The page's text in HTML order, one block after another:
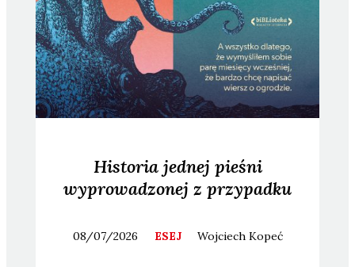
Historia jednej pieśni
wyprowadzonej z przypadku
08/07/2026 ESEJ Wojciech Kopeć